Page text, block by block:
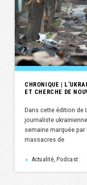
CHRONIQUE |
ET CHERCHE DE
Dans cette édition de
journaliste
semaine marquée
massacres de
► Actualité, Podcast :